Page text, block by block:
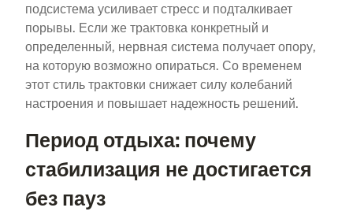
подсистема усиливает стресс и подталкивает
порывы. Если же трактовка конкретный и
определенный, нервная система получает опору,
на которую возможно опираться. Со временем
этот стиль трактовки снижает силу колебаний
настроения и повышает надежность решений.
Период отдыха: почему
стабилизация не достигается
без пауз